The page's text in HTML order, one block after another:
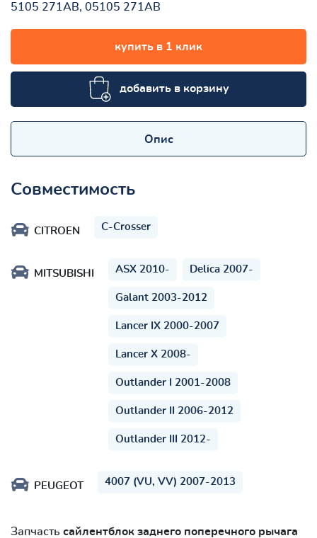
5105 271AB, 05105 271AB
купить в 1 клик
добавить в корзину
Опис
Совместимость
CITROEN C-Crosser
MITSUBISHI ASX 2010- Delica 2007-
Galant 2003-2012
Lancer IX 2000-2007
Lancer X 2008-
Outlander I 2001-2008
Outlander II 2006-2012
Outlander III 2012-
PEUGEOT 4007 (VU, VV) 2007-2013
Запчасть сайлентблок заднего поперечного рычага